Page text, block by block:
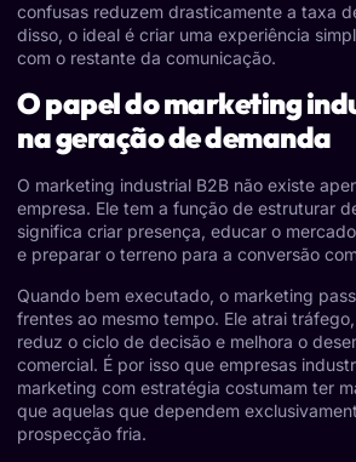
confusas reduzem drasticamente a taxa
disso, o ideal é criar uma experiência
com o restante da comunicação.
O papel do marketing
na geração de demanda
O marketing industrial B2B não existe
empresa. Ele tem a função de estruturar
significa criar presença, educar o
e preparar o terreno para a conversão
Quando bem executado, o marketing
frentes ao mesmo tempo. Ele atrai
reduz o ciclo de decisão e melhora o
comercial. É por isso que empresas
marketing com estratégia costumam ter
que aquelas que dependem
prospecção fria.